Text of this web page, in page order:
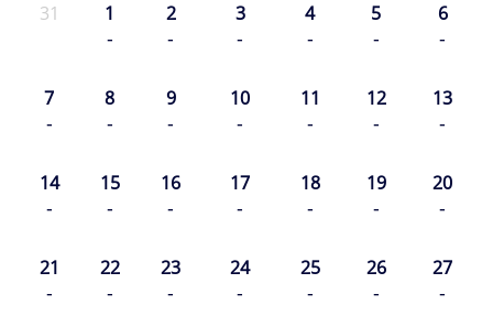
31 1
-
2
-
3
-
4
-
5
-
6
-
7
-
8
-
9
-
10
-
11
-
12
-
13
-
14
-
15
-
16
-
17
-
18
-
19
-
20
-
21
-
22
-
23
-
24
-
25
-
26
-
27
-